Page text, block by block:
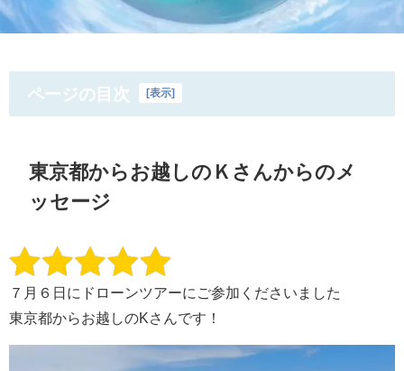
ページの目次 [表示]
東京都からお越しのＫさんからのメ
ッセージ
７月６日にドローンツアーにご参加くださいました
東京都からお越しのKさんです！